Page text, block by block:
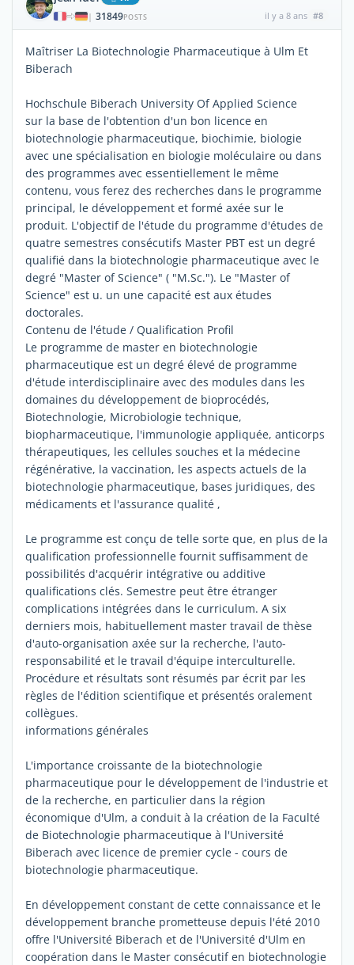
| 31849POSTS il y a 8 ans #8
Maîtriser La Biotechnologie Pharmaceutique à Ulm Et
Biberach
Hochschule Biberach University Of Applied Science
sur la base de l'obtention d'un bon licence en
biotechnologie pharmaceutique, biochimie, biologie
avec une spécialisation en biologie moléculaire ou dans
des programmes avec essentiellement le même
contenu, vous ferez des recherches dans le programme
principal, le développement et formé axée sur le
produit. L'objectif de l'étude du programme d'études de
quatre semestres consécutifs Master PBT est un degré
qualifié dans la biotechnologie pharmaceutique avec le
degré "Master of Science" ( "M.Sc."). Le "Master of
Science" est u. un une capacité est aux études
doctorales.
Contenu de l'étude / Qualification Profil
Le programme de master en biotechnologie
pharmaceutique est un degré élevé de programme
d'étude interdisciplinaire avec des modules dans les
domaines du développement de bioprocédés,
Biotechnologie, Microbiologie technique,
biopharmaceutique, l'immunologie appliquée, anticorps
thérapeutiques, les cellules souches et la médecine
régénérative, la vaccination, les aspects actuels de la
biotechnologie pharmaceutique, bases juridiques, des
médicaments et l'assurance qualité ,
Le programme est conçu de telle sorte que, en plus de la
qualification professionnelle fournit suffisamment de
possibilités d'acquérir intégrative ou additive
qualifications clés. Semestre peut être étranger
complications intégrées dans le curriculum. A six
derniers mois, habituellement master travail de thèse
d'auto-organisation axée sur la recherche, l'auto-
responsabilité et le travail d'équipe interculturelle.
Procédure et résultats sont résumés par écrit par les
règles de l'édition scientifique et présentés oralement
collègues.
informations générales
L'importance croissante de la biotechnologie
pharmaceutique pour le développement de l'industrie et
de la recherche, en particulier dans la région
économique d'Ulm, a conduit à la création de la Faculté
de Biotechnologie pharmaceutique à l'Université
Biberach avec licence de premier cycle - cours de
biotechnologie pharmaceutique.
En développement constant de cette connaissance et le
développement branche prometteuse depuis l'été 2010
offre l'Université Biberach et de l'Université d'Ulm en
coopération dans le Master consécutif en biotechnologie